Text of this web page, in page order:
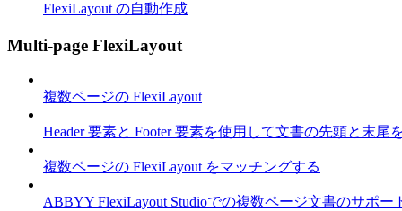
FlexiLayout の自動作成
Multi-page FlexiLayout
複数ページの FlexiLayout
Header 要素と Footer 要素を使用して文書の先頭と末尾
複数ページの FlexiLayout をマッチングする
ABBYY FlexiLayout Studioでの複数ページ文書のサポー